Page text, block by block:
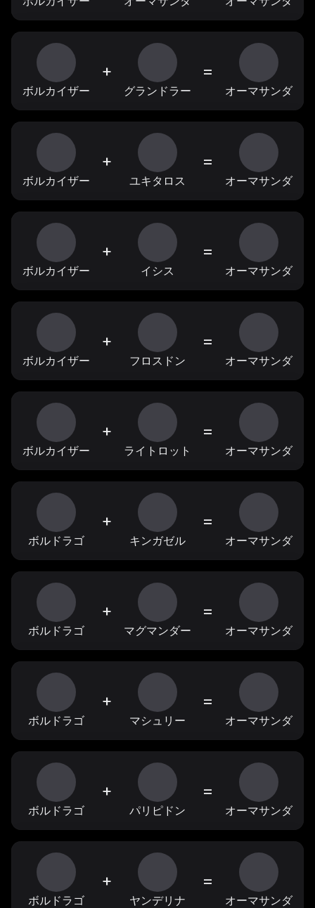
ボルカイザー
+
グランドラー
=
オーマサンダ
ボルカイザー
+
ユキタロス
=
オーマサンダ
ボルカイザー
+
イシス
=
オーマサンダ
ボルカイザー
+
フロスドン
=
オーマサンダ
ボルカイザー
+
ライトロット
=
オーマサンダ
ボルドラゴ
+
キンガゼル
=
オーマサンダ
ボルドラゴ
+
マグマンダー
=
オーマサンダ
ボルドラゴ
+
マシュリー
=
オーマサンダ
ボルドラゴ
+
パリピドン
=
オーマサンダ
ボルドラゴ
+
ヤンデリナ
=
オーマサンダ